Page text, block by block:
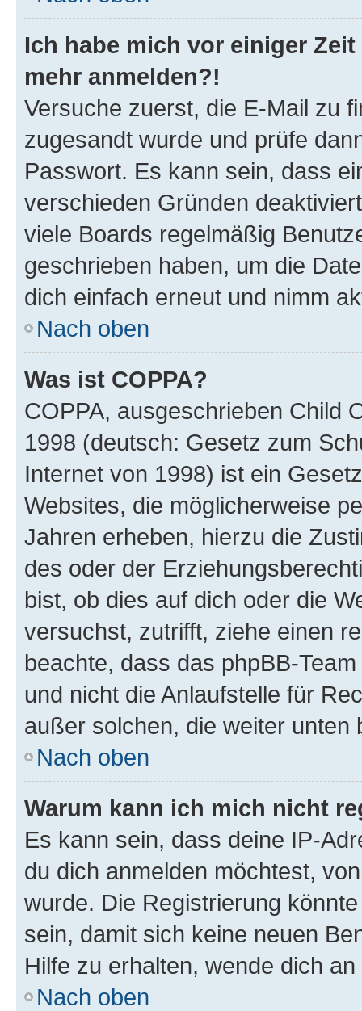
Ich habe mich vor einiger
mehr anmelden?!
Versuche zuerst, die E-Mail zu
zugesandt wurde und prüfe
Passwort. Es kann sein, dass
verschieden Gründen
viele Boards regelmäßig
geschrieben haben, um die
dich einfach erneut und nimm
Nach oben
Was ist COPPA?
COPPA, ausgeschrieben Child
1998 (deutsch: Gesetz zum
Internet von 1998) ist ein
Websites, die möglicherweise
Jahren erheben, hierzu die
des oder der
bist, ob dies auf dich oder die
versuchst, zutrifft, ziehe einen
beachte, dass das phpBB-
und nicht die Anlaufstelle für
außer solchen, die weiter unten
Nach oben
Warum kann ich mich nicht
Es kann sein, dass deine IP-
du dich anmelden möchtest,
wurde. Die Registrierung
sein, damit sich keine neuen
Hilfe zu erhalten, wende dich
Nach oben